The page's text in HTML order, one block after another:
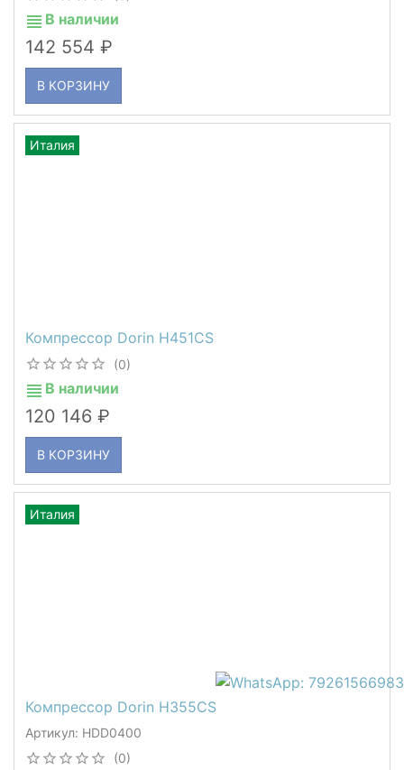
В наличии
142 554
В КОРЗИНУ
Компрессор Dorin H451CS
(0)
В наличии
120 146
В КОРЗИНУ
Италия
Компрессор Dorin H355CS
Артикул: HDD0400
(0)
Италия